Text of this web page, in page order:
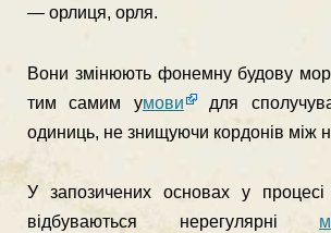
— орлиця, орля.
Вони змінюють фонемну будову
тим самим умови для
одиниць, не зни­щуючи кордонів між
У запозичених основах у процесі
відбу­ваються нерегулярні